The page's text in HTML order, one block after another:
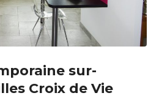
sur-
Croix de Vie